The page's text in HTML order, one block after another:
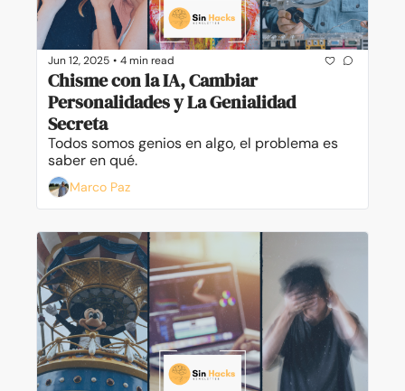
Jun 12, 2025 • 4 min read
Chisme con la IA, Cambiar
Personalidades y La Genialidad
Secreta
Todos somos genios en algo, el problema es
saber en qué.
Marco Paz